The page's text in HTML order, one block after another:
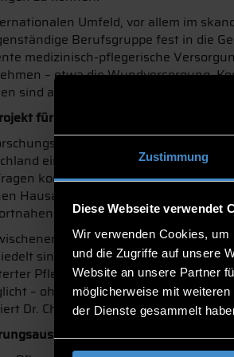
Zustimmung
Diese Webseite verwendet
Wir verwenden Cookies,
und die Zugriffe auf unsere
Website an unsere Partner
möglicherweise mit
der Dienste gesammelt
Umfeld, vor allem im
Berufsgruppe fest in die
medizinisch-pflegerische
– etwa die Wundversorgung,
sind als hochspezialisierte
für neue medizinisch-
rund um Dr.
eingesetzt werden können
kommen. Im Rahmen eines
Hausarztpraxis sind nun in
und multiprofessionellen
der noch
sind. Weder besteht ein festes
Pflegetätigkeiten gänzlich
– ohne das Budget an anderen
Dr. Christine Aumer an die
Diskussionen und